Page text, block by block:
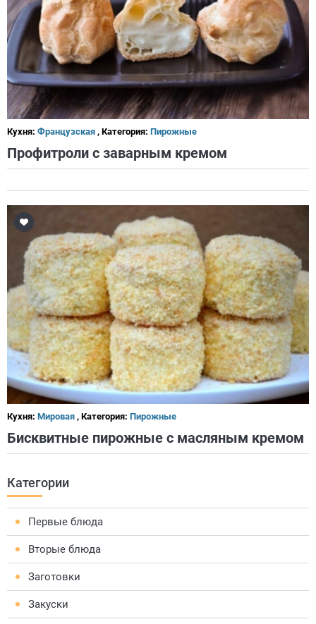
Кухня: Французская , Категория: Пирожные
Профитроли с заварным кремом
Кухня: Мировая , Категория: Пирожные
Бисквитные пирожные с масляным кремом
Категории
Первые блюда
Вторые блюда
Заготовки
Закуски